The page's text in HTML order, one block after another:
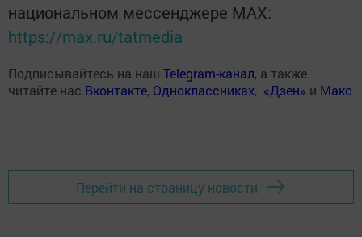
национальном мессенджере MАХ:
https://max.ru/tatmedia
Подписывайтесь на наш Telegram-канал, а также
читайте нас Вконтакте, Одноклассниках, «Дзен» и Макс
Перейти на страницу новости